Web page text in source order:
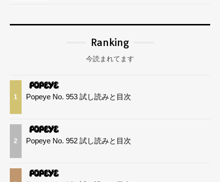
Ranking
今読まれてます
1 Popeye No. 953 試し読みと目次
2 Popeye No. 952 試し読みと目次